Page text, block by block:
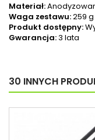
Materiał:
Waga zestawu:259 g
Produkt dostępny:
Gwarancja:3 lata
30 INNYCH